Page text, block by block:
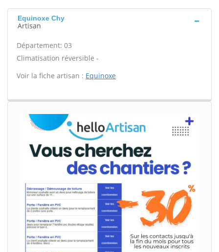
Equinoxe Chy
Artisan
Département: 03
Climatisation réversible -
Voir la fiche artisan : Equinoxe